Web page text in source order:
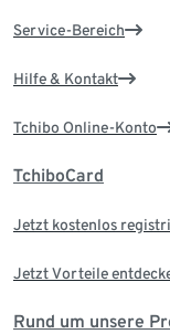
Service-Bereich
Hilfe & Kontakt
Tchibo Online-Konto
TchiboCard
Jetzt kostenlos
Jetzt Vorteile
Rund um unsere